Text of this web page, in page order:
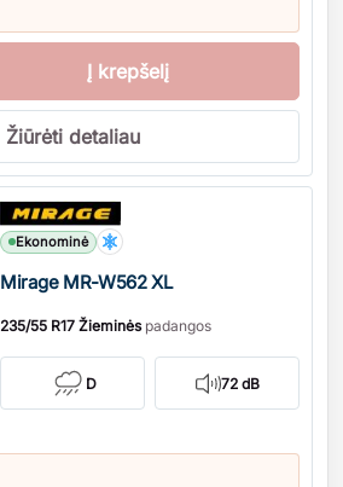
Į krepšelį
Žiūrėti detaliau
Ekonominė
Mirage MR-W562 XL
235/55 R17 Žieminėspadangos
D 72 dB